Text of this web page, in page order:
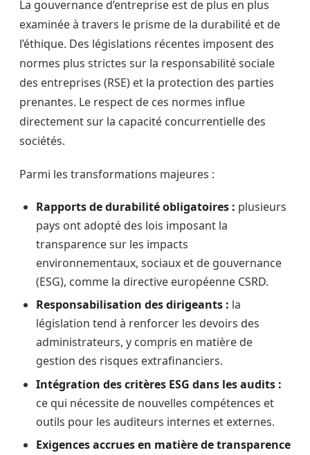
La gouvernance d’entreprise est de plus en plus
examinée à travers le prisme de la durabilité et de
l’éthique. Des législations récentes imposent des
normes plus strictes sur la responsabilité sociale
des entreprises (RSE) et la protection des parties
prenantes. Le respect de ces normes influe
directement sur la capacité concurrentielle des
sociétés.
Parmi les transformations majeures :
Rapports de durabilité obligatoires : plusieurs
pays ont adopté des lois imposant la
transparence sur les impacts
environnementaux, sociaux et de gouvernance
(ESG), comme la directive européenne CSRD.
Responsabilisation des dirigeants : la
législation tend à renforcer les devoirs des
administrateurs, y compris en matière de
gestion des risques extrafinanciers.
Intégration des critères ESG dans les audits :
ce qui nécessite de nouvelles compétences et
outils pour les auditeurs internes et externes.
Exigences accrues en matière de transparence